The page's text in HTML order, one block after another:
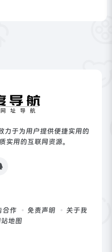
于为用户提供便捷实用的
实用的互联网资源。
合作 免责声明
关于我
地图